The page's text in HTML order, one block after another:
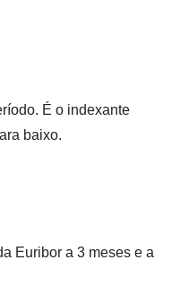
É o indexante
baixo.
Euribor a 3 meses e a